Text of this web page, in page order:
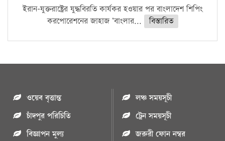
ইরান-যুক্তরাষ্ট্রের যুদ্ধবিরতি কার্যকর হওয়ার পর বাংলাদেশ শিপিং
করপোরেশনের জাহাজ ‘বাংলার...
বিস্তারিত
ওয়েব বৃত্তান্ত
চাঁদপুর পরিচিতি
বিজ্ঞাপন মুল্য
লঞ্চ সময়সূচী
ট্রেন সময়সূচী
জরুরী ফোন নম্বর